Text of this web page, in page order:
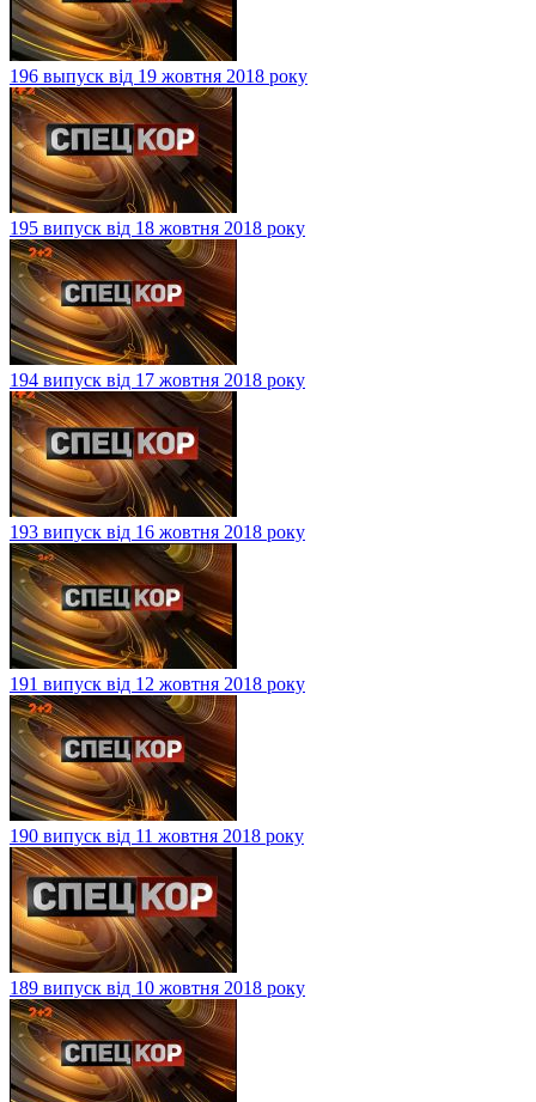
196 выпуск від 19 жовтня 2018 року
195 випуск від 18 жовтня 2018 року
194 випуск від 17 жовтня 2018 року
193 випуск від 16 жовтня 2018 року
191 випуск від 12 жовтня 2018 року
190 випуск від 11 жовтня 2018 року
189 випуск від 10 жовтня 2018 року